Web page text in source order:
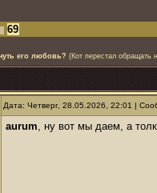
69
его любовь? (Кот перестал обращать
Дата: Четверг, 28.05.2026, 22:01 |
аurum, ну вот мы даем, а